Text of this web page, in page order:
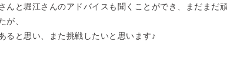
んと堀江さんのアドバイスも聞くことができ、まだまだ
、
ると思い、また挑戦したいと思います♪